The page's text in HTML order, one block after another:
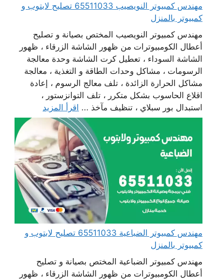
مهندس كمبيوتر النويصيب 65511033 تصليح لابتوب و
كمبيوتر بالمنزل
مهندس كمبيوتر النويصيب المختص بصيانة و تصليح
أعطال الكومبيوترات من ظهور الشاشة الزرقاء ، ظهور
الشاشة السوداء ، تعطيل كرت الشاشة وحدة معالجة
الرسومات ، مشاكل وحدات الطاقة و التغذية ، معالجة
مشاكل الحرارة الزائدة ، تلف معالج الرسوم ، إعادة
اقلاع الحاسوب بشكل متكرر ، تلف التوانزستور ،
استبدال بور سبلاي ، تنظيف مآخذ ... اقرأ المزيد
مهندس كمبيوتر الضباعية 65511033 تصليح لابتوب و
كمبيوتر بالمنزل
مهندس كمبيوتر الضباعية المختص بصيانة و تصليح
أعطال الكومبيوترات من ظهور الشاشة الزرقاء ، ظهور